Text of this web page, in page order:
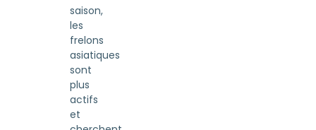
saison,
les
frelons
asiatiques
sont
plus
actifs
et